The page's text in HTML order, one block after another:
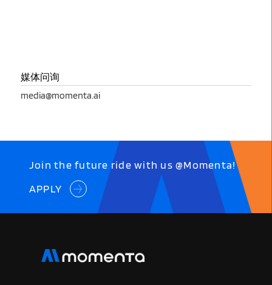
媒体问询
media@momenta.ai
Join the future ride with us @Momenta!
APPLY